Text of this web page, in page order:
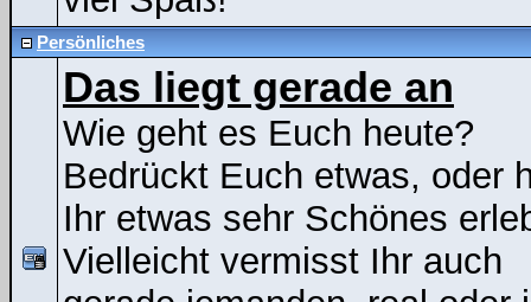
Persönliches
Das liegt gerade an
Wie geht es Euch heute?
Bedrückt Euch etwas, oder
Ihr etwas sehr Schönes
Vielleicht vermisst Ihr auch